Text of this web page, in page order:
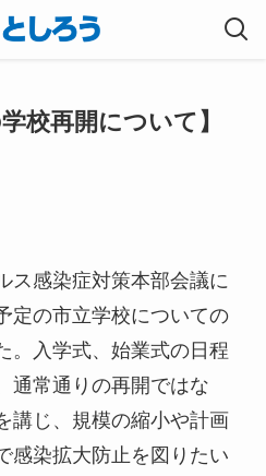
校再開について】
ス感染症対策本部会議に
定の市立学校についての
。入学式、始業式の日程
通常通りの再開ではな
講じ、規模の縮小や計画
感染拡大防止を図りたい